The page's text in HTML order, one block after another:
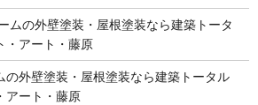
ムの外壁塗装・屋根塗装なら建築トータ
・アート・藤原
の外壁塗装・屋根塗装なら建築トータル
アート・藤原